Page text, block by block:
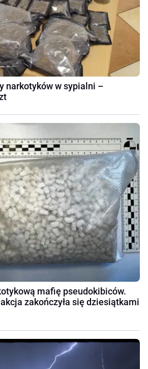
narkotyków w sypialni –
mafię pseudokibiców.
zakończyła się dziesiątkami